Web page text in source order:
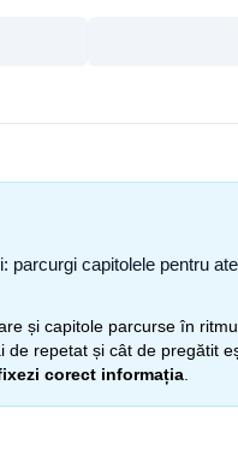
parcurgi capitolele pentru
și capitole parcurse în
repetat și cât de pregătit
corect informația